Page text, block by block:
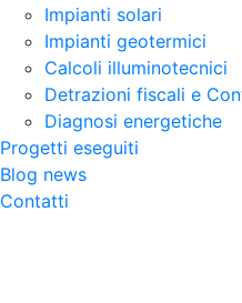
Impianti solari
Impianti geotermici
Calcoli illuminotecnici
Detrazioni fiscali e
Diagnosi energetiche
Progetti eseguiti
Blog news
Contatti